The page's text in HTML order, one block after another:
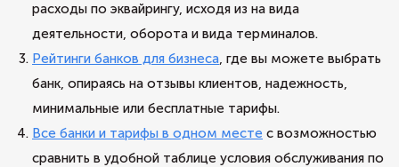
расходы по эквайрингу, исходя из на вида
деятельности, оборота и вида терминалов.
Рейтинги банков для бизнеса, где вы можете выбрать
банк, опираясь на отзывы клиентов, надежность,
минимальные или бесплатные тарифы.
Все банки и тарифы в одном месте с возможностью
сравнить в удобной таблице условия обслуживания по